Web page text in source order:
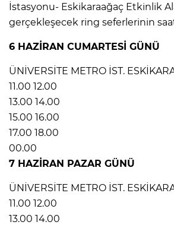
İstasyonu- Eskikaraağaç Etkinlik
gerçekleşecek ring seferlerinin
6 HAZİRAN CUMARTESİ GÜNÜ
ÜNİVERSİTE METRO İST.
11.00 12.00
13.00 14.00
15.00 16.00
17.00 18.00
00.00
7 HAZİRAN PAZAR GÜNÜ
ÜNİVERSİTE METRO İST.
11.00 12.00
13.00 14.00